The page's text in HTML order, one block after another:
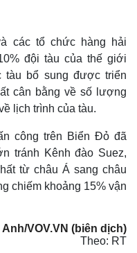
các tổ chức hàng hải
đội tàu của thế giới
tàu bổ sung được triển
cân bằng về số lượng
lịch trình của tàu.
công trên Biển Đỏ đã
tránh Kênh đào Suez,
từ châu Á sang châu
chiếm khoảng 15% vận
Anh/VOV.VN (biên dịch)
Theo: RT